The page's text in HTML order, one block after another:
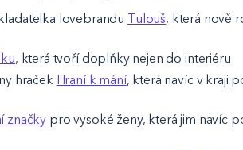
lovebrandu Tulouš, která nově
, která tvoří doplňky nejen do interiéru
hraček Hraní k mání, která navíc v kraji
značky pro vysoké ženy, která jim navíc